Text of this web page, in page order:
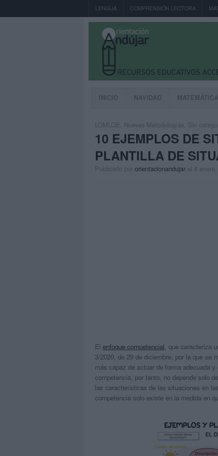
LENGUA COMPRENSIÓN LECTORA
INICIO NAVIDAD
LOMLOE Nuevas Metodologías Sin
10 EJEMPLOS DE
PLANTILLA DE
Publicado por orientacionandujar el 8
El enfoque competencial, que caracteriza
3/2020, de 29 de diciembre, por la que se
más capaz de actuar de forma adecuada
competencia, por tanto, no depende solo
las características de las situaciones en
competencia solo existe en la medida en